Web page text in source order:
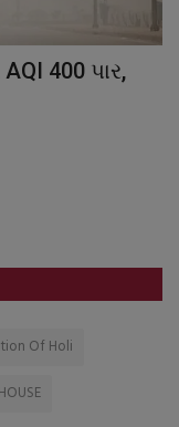
400 પાર,
Of Holi